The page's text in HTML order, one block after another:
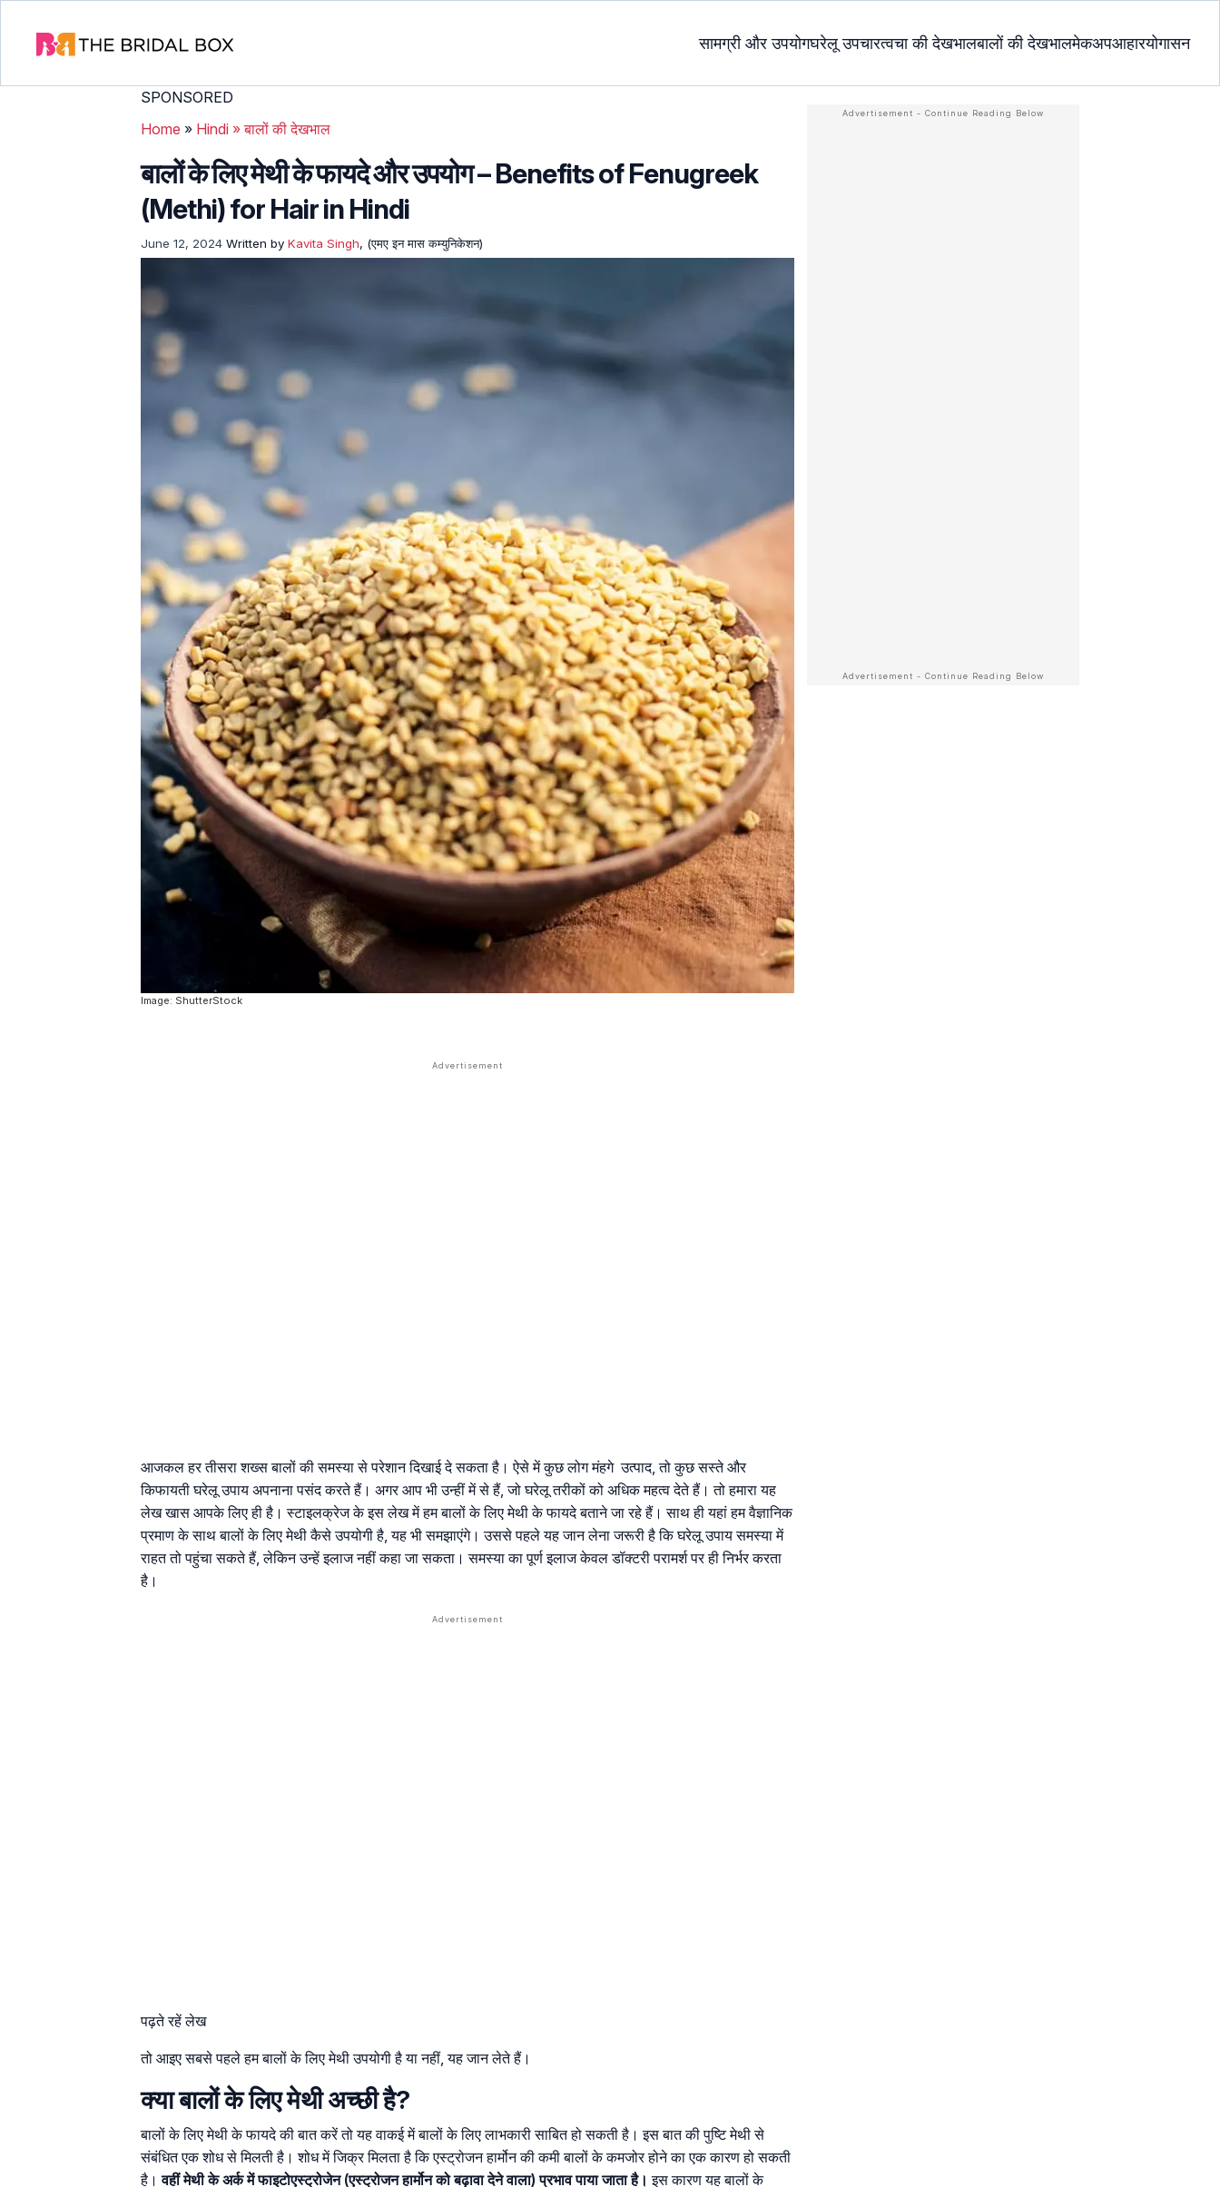
सामग्री और उपयोगघरेलू उपचारत्वचा की देखभालबालों की देखभालमेकअपआहारयोगासन
SPONSORED
Home » Hindi »बालों की देखभाल
बालों के लिए मेथी के फायदे और उपयोग – Benefits of Fenugreek
(Methi) for Hair in Hindi
June 12, 2024 Written by Kavita Singh, (एमए इन मास कम्युनिकेशन)
Image: ShutterStock
आजकल हर तीसरा शख्स बालों की समस्या से परेशान दिखाई दे सकता है। ऐसे में कुछ लोग मंहगे उत्पाद, तो कुछ सस्ते और
किफायती घरेलू उपाय अपनाना पसंद करते हैं। अगर आप भी उन्हीं में से हैं, जो घरेलू तरीकों को अधिक महत्व देते हैं। तो हमारा यह
लेख खास आपके लिए ही है। स्टाइलक्रेज के इस लेख में हम बालों के लिए मेथी के फायदे बताने जा रहे हैं। साथ ही यहां हम वैज्ञानिक
प्रमाण के साथ बालों के लिए मेथी कैसे उपयोगी है, यह भी समझाएंगे। उससे पहले यह जान लेना जरूरी है कि घरेलू उपाय समस्या में
राहत तो पहुंचा सकते हैं, लेकिन उन्हें इलाज नहीं कहा जा सकता। समस्या का पूर्ण इलाज केवल डॉक्टरी परामर्श पर ही निर्भर करता
है।
पढ़ते रहें लेख
तो आइए सबसे पहले हम बालों के लिए मेथी उपयोगी है या नहीं, यह जान लेते हैं।
क्या बालों के लिए मेथी अच्छी है?
बालों के लिए मेथी के फायदे की बात करें तो यह वाकई में बालों के लिए लाभकारी साबित हो सकती है। इस बात की पुष्टि मेथी से
संबंधित एक शोध से मिलती है। शोध में जिक्र मिलता है कि एस्ट्रोजन हार्मोन की कमी बालों के कमजोर होने का एक कारण हो सकती
है।वहीं मेथी के अर्क में फाइटोएस्ट्रोजेन (एस्ट्रोजन हार्मोन को बढ़ावा देने वाला) प्रभाव पाया जाता है। इस कारण यह बालों के